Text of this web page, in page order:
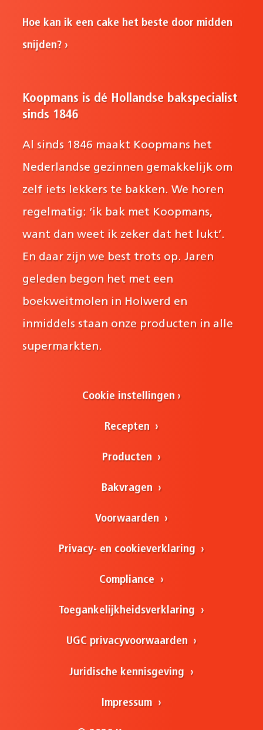
Hoe kan ik een cake het beste door midden
snijden?
Koopmans is dé Hollandse bakspecialist
sinds 1846
Al sinds 1846 maakt Koopmans het
Nederlandse gezinnen gemakkelijk om
zelf iets lekkers te bakken. We horen
regelmatig: ‘ik bak met Koopmans,
want dan weet ik zeker dat het lukt’.
En daar zijn we best trots op. Jaren
geleden begon het met een
boekweitmolen in Holwerd en
inmiddels staan onze producten in alle
supermarkten.
Cookie instellingen
Recepten
Producten
Bakvragen
Voorwaarden
Privacy- en cookieverklaring
Compliance
Toegankelijkheidsverklaring
UGC privacyvoorwaarden
Juridische kennisgeving
Impressum